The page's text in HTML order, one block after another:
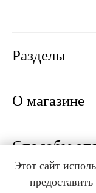
Разделы
О магазине
Способы
Этот сайт